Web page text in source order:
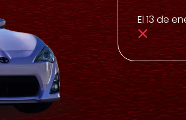
El 13 de